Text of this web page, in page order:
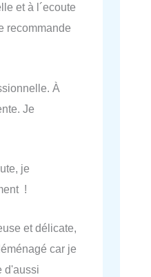
et à l´ecoute
recommande
À
Je
je
!
et délicate,
car je
d'aussi